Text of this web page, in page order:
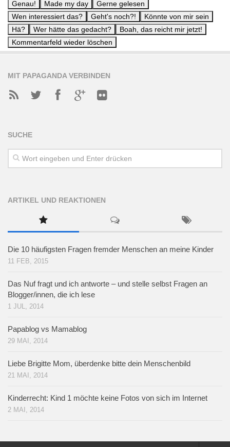
MIT PAPAGANDA VERBINDEN
SUCHE
ARTIKEL UND REAKTIONEN
Die 10 häufigsten Fragen fremder Menschen an meine Kinder
11 FEB, 2015
Das Nuf fragt und ich antworte – und stelle selbst Fragen an
Blogger/innen, die ich lese
1 JUL, 2014
Papablog vs Mamablog
29 MAI, 2014
Liebe Brigitte Mom, überdenke bitte dein Menschenbild
21 MAI, 2014
Kinderrecht: Kind 1 möchte keine Fotos von sich im Internet
2 MAI, 2014